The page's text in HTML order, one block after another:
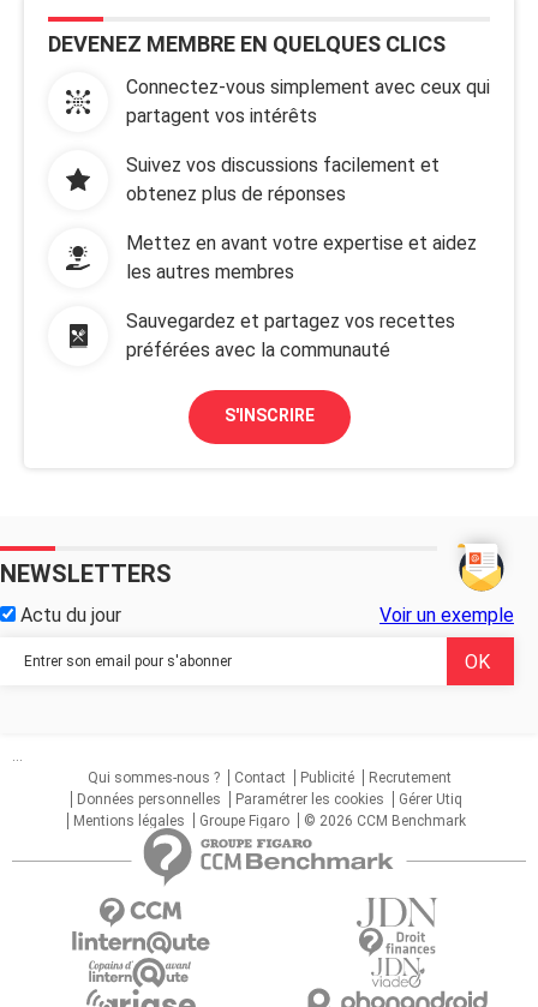
DEVENEZ MEMBRE EN QUELQUES CLICS
Connectez-vous simplement avec ceux qui
partagent vos intérêts
Suivez vos discussions facilement et
obtenez plus de réponses
Mettez en avant votre expertise et aidez
les autres membres
Sauvegardez et partagez vos recettes
préférées avec la communauté
S'INSCRIRE
NEWSLETTERS
Actu du jour Voir un exemple
...
Qui sommes-nous ?
Contact Publicité
Recrutement
Données personnelles
Paramétrer les cookies
Gérer Utiq
Mentions légales
Groupe Figaro © 2026 CCM Benchmark